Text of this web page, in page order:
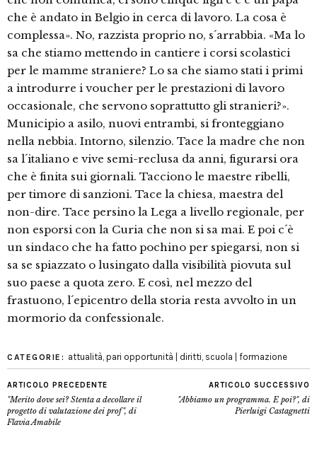
che è andato in Belgio in cerca di lavoro. La cosa è
complessa». No, razzista proprio no, s´arrabbia. «Ma lo
sa che stiamo mettendo in cantiere i corsi scolastici
per le mamme straniere? Lo sa che siamo stati i primi
a introdurre i voucher per le prestazioni di lavoro
occasionale, che servono soprattutto gli stranieri?».
Municipio a asilo, nuovi entrambi, si fronteggiano
nella nebbia. Intorno, silenzio. Tace la madre che non
sa l´italiano e vive semi-reclusa da anni, figurarsi ora
che è finita sui giornali. Tacciono le maestre ribelli,
per timore di sanzioni. Tace la chiesa, maestra del
non-dire. Tace persino la Lega a livello regionale, per
non esporsi con la Curia che non si sa mai. E poi c´è
un sindaco che ha fatto pochino per spiegarsi, non si
sa se spiazzato o lusingato dalla visibilità piovuta sul
suo paese a quota zero. E così, nel mezzo del
frastuono, l´epicentro della storia resta avvolto in un
mormorio da confessionale.
CATEGORIE: attualità, pari opportunità | diritti, scuola | formazione
ARTICOLO PRECEDENTE
"Merito dove sei? Stenta a decollare il
progetto di valutazione dei prof", di
Flavia Amabile
ARTICOLO SUCCESSIVO
"Abbiamo un programma. E poi?", di
Pierluigi Castagnetti